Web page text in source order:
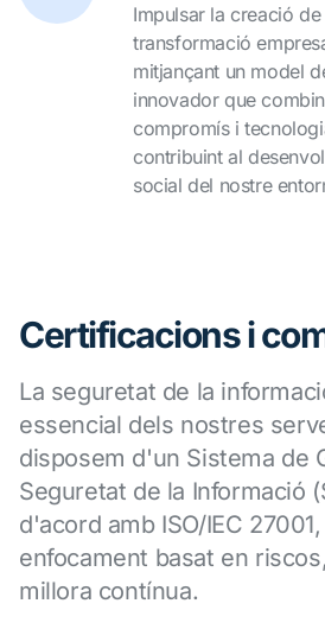
Impulsar la creació
transformació
mitjançant un model
innovador que
compromís i
contribuint al
social del nostre
Certificacions i
La seguretat de la
essencial dels nostres
disposem d'un Sistema de
Seguretat de la Informació
d'acord amb ISO/IEC
enfocament basat en
millora contínua.